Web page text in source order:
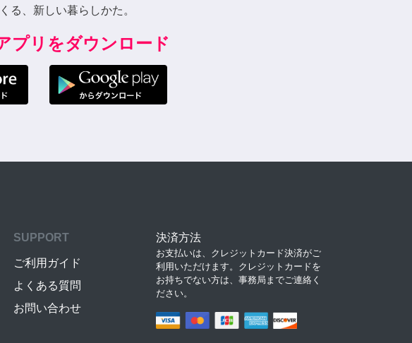
る、新しい暮らしかた。
プリをダウンロード
SUPPORT
ご利用ガイド
よくある質問
お問い合わせ
決済方法
お支払いは、クレジットカード決済がご
利用いただけます。クレジットカードを
お持ちでない方は、事務局までご連絡く
ださい。